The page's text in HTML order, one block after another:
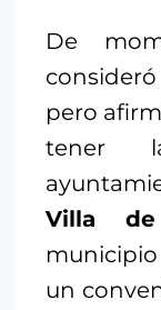
De
pero
tener
Villa de
un